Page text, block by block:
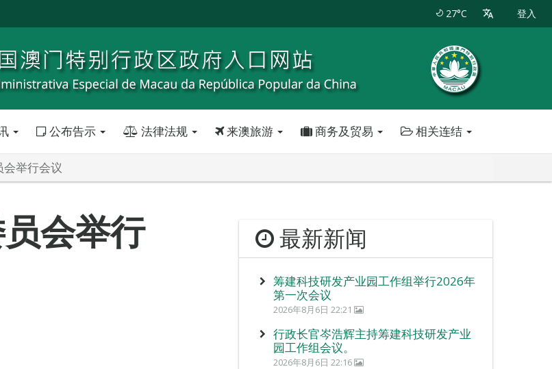
27°C 登入
公布告示 法律法规 来澳旅游 商务及贸易 相关连结
举行会议
会举行
最新新闻
筹建科技研发产业园工作组举行2026年
第一次会议
2026年8月6日 22:21
行政长官岑浩辉主持筹建科技研发产业
园工作组会议。
2026年8月6日 22:16